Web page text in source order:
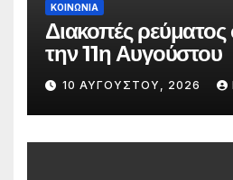
ΚΟΙΝΩΝΙΑ
Διακοπές
την 11η Αυγούστου
10 ΑΥΓΟΎΣΤΟΥ, 2026